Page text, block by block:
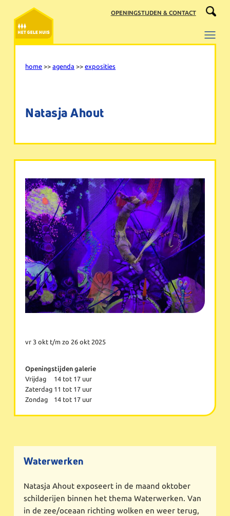
naar
inhoud
OPENINGSTIJDEN & CONTACT
home >>agenda >>exposities
Natasja Ahout
vr 3 okt t/m zo 26 okt 2025
Openingstijden galerie
Vrijdag
14 tot 17 uur
Zaterdag 11 tot 17 uur
Zondag
14 tot 17 uur
Waterwerken
Natasja Ahout exposeert in de maand oktober
schilderijen binnen het thema Waterwerken. Van
in de zee/oceaan richting wolken en weer terug,